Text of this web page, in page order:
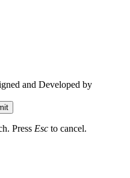
and Developed by
Press Esc to cancel.